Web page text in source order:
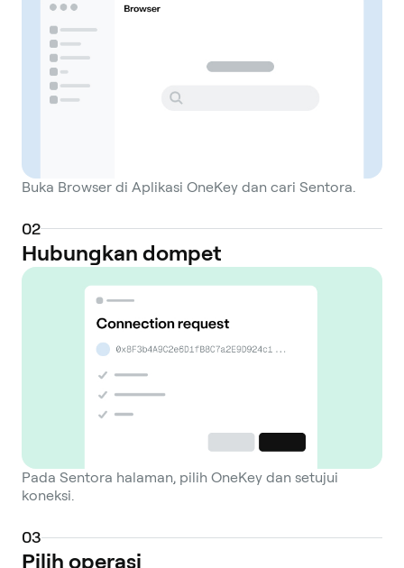
Buka Browser di Aplikasi OneKey dan cari Sentora.
02
Hubungkan dompet
Pada Sentora halaman, pilih OneKey dan setujui
koneksi.
03
Pilih operasi